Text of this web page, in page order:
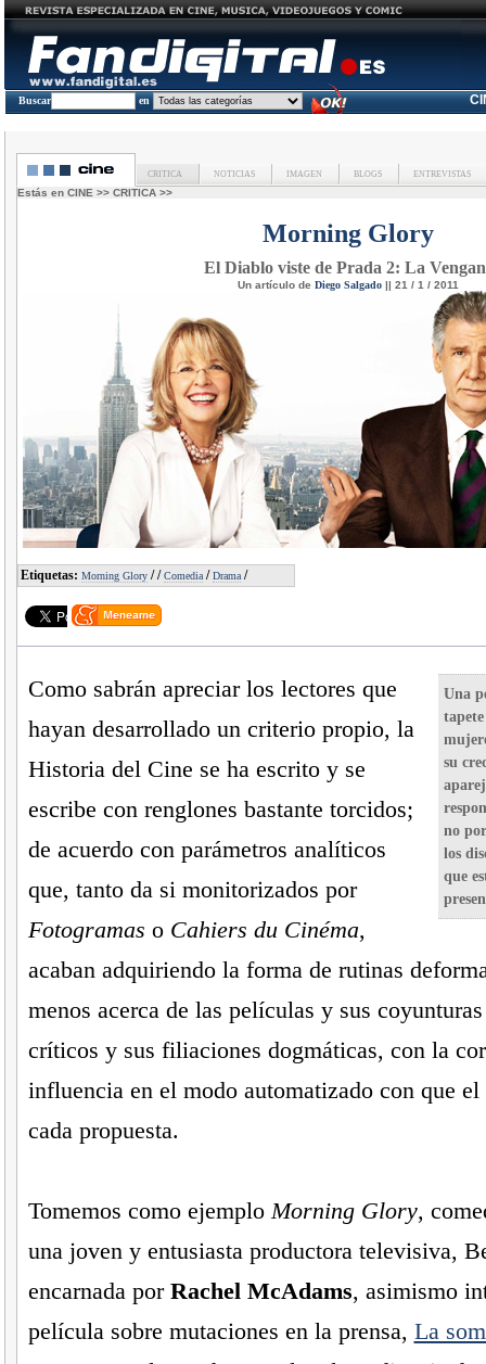
Buscar en
CRITICA NOTICIAS IMAGEN BLOGS ENTREVISTAS
Estás en CINE >> CRITICA >>
Morning Glory
El Diablo viste de Prada 2: La
Un artículo de Diego Salgado|| 21 / 1 / 2011
Etiquetas: Morning Glory//Comedia/Drama/
Una
su
no
los
que
Como sabrán apreciar los lectores que
hayan desarrollado un criterio propio, la
Historia del Cine se ha escrito y se
escribe con renglones bastante torcidos;
de acuerdo con parámetros analíticos
que, tanto da si monitorizados por
Fotogramas o Cahiers du Cinéma,
acaban adquiriendo la forma de rutinas
menos acerca de las películas y sus
críticos y sus filiaciones dogmáticas, con la
influencia en el modo automatizado con que
cada propuesta.
Tomemos como ejemploMorning Glory,
una joven y entusiasta productora televisiva,
encarnada por Rachel McAdams, asimismo
película sobre mutaciones en la prensa, La